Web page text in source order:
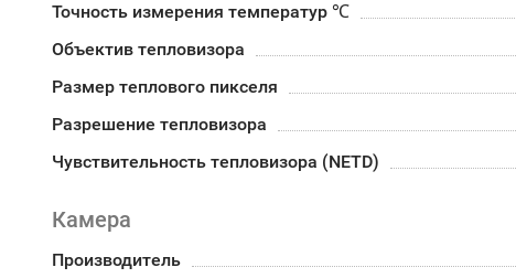
Точность измерения температур ℃
Объектив тепловизора
Размер теплового пикселя
Разрешение тепловизора
Чувствительность тепловизора (NETD)
Камера
Производитель